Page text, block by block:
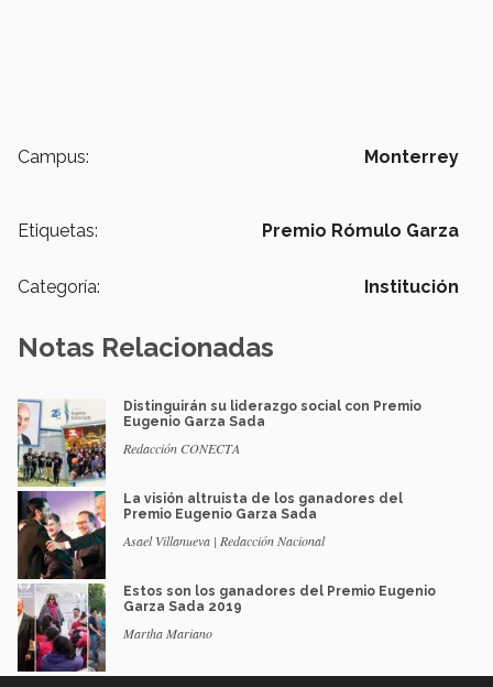
Campus: Monterrey
Etiquetas: Premio Rómulo Garza
Categoría: Institución
Notas Relacionadas
Distinguirán su liderazgo social con Premio
Eugenio Garza Sada
Redacción CONECTA
La visión altruista de los ganadores del
Premio Eugenio Garza Sada
Asael Villanueva | Redacción Nacional
Estos son los ganadores del Premio Eugenio
Garza Sada 2019
Martha Mariano